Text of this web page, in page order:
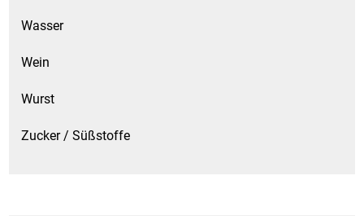
Wasser
Wein
Wurst
Zucker / Süßstoffe